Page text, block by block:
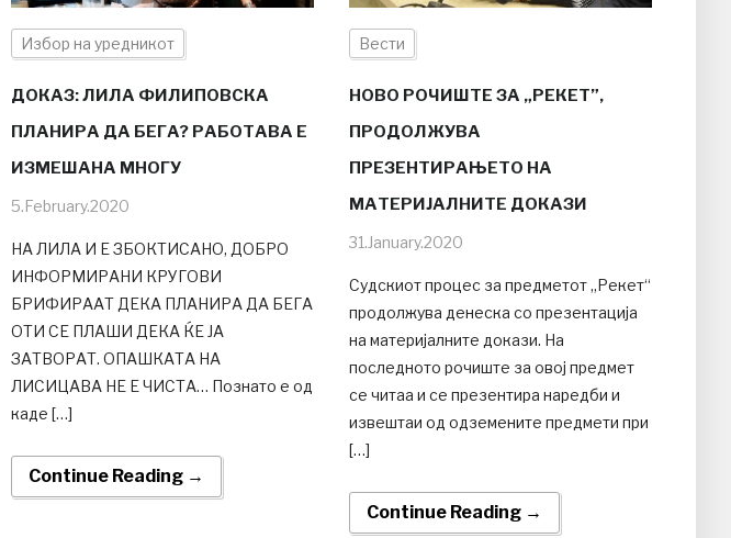
Избор на уредникот
ДОКАЗ: ЛИЛА ФИЛИПОВСКА
ПЛАНИРА ДА БЕГА? РАБОТАВА Е
ИЗМЕШАНА МНОГУ
5.February.2020
НА ЛИЛА И Е ЗБОКТИСАНО, ДОБРО
ИНФОРМИРАНИ КРУГОВИ
БРИФИРААТ ДЕКА ПЛАНИРА ДА БЕГА
ОТИ СЕ ПЛАШИ ДЕКА ЌЕ ЈА
ЗАТВОРАТ. ОПАШКАТА НА
ЛИСИЦАВА НЕ Е ЧИСТА… Познато е од
каде […]
Continue Reading →
Вести
НОВО РОЧИШТЕ ЗА „РЕКЕТ”,
ПРОДОЛЖУВА
ПРЕЗЕНТИРАЊЕТО НА
МАТЕРИЈАЛНИТЕ ДОКАЗИ
31.January.2020
Судскиот процес за предметот „Рекет“
продолжува денеска со презентација
на материјалните докази. На
последното рочиште за овој предмет
се читаа и се презентира наредби и
извештаи од одземените предмети при
[…]
Continue Reading →